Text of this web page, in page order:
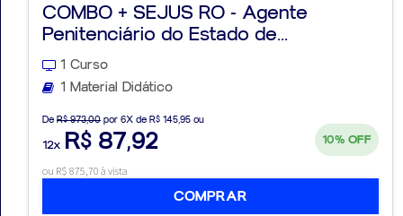
COMBO + SEJUS RO - Agente
Penitenciário do Estado de...
1 Curso
1 Material Didático
De R$ 973,00 por 6X de R$ 145,95 ou
12x R$ 87,92 10% OFF
ou R$ 875,70 à vista
COMPRAR